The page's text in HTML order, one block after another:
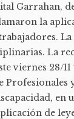
Garrahan,
la
La
viernes 28/
Profesionales
en
de